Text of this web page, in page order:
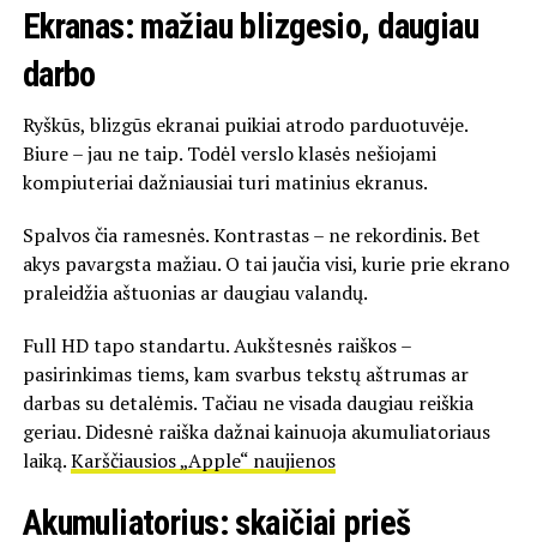
Ekranas: mažiau blizgesio, daugiau
darbo
Ryškūs, blizgūs ekranai puikiai atrodo parduotuvėje.
Biure – jau ne taip. Todėl verslo klasės nešiojami
kompiuteriai dažniausiai turi matinius ekranus.
Spalvos čia ramesnės. Kontrastas – ne rekordinis. Bet
akys pavargsta mažiau. O tai jaučia visi, kurie prie ekrano
praleidžia aštuonias ar daugiau valandų.
Full HD tapo standartu. Aukštesnės raiškos –
pasirinkimas tiems, kam svarbus tekstų aštrumas ar
darbas su detalėmis. Tačiau ne visada daugiau reiškia
geriau. Didesnė raiška dažnai kainuoja akumuliatoriaus
laiką.Karščiausios „Apple“ naujienos
Akumuliatorius: skaičiai prieš